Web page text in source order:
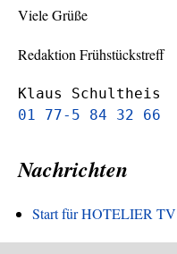
Viele Grüße
Redaktion Frühstückstreff
Klaus Schultheis
01 77-5 84 32 66
Nachrichten
Start für HOTELIER TV